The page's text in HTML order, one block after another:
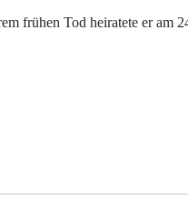
frühen Tod heiratete er